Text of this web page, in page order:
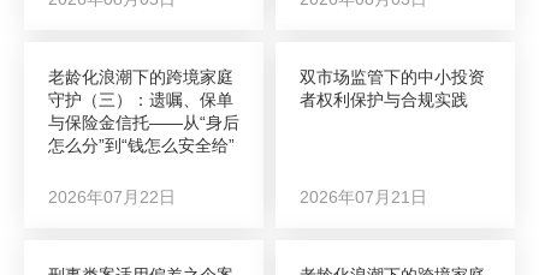
老龄化浪潮下的跨境家庭
守护（三）：遗嘱、保单
与保险金信托——从“身后
怎么分”到“钱怎么安全给”
2026年07月22日
双市场监管下的中小投资
者权利保护与合规实践
2026年07月21日